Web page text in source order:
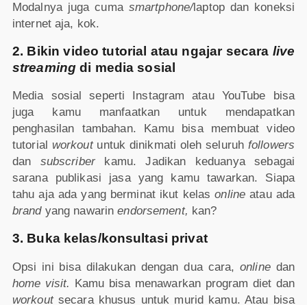
Modalnya juga cuma smartphone/laptop dan koneksi
internet aja, kok.
2. Bikin video tutorial atau ngajar secara live
streaming di media sosial
Media sosial seperti Instagram atau YouTube bisa
juga kamu manfaatkan untuk mendapatkan
penghasilan tambahan. Kamu bisa membuat video
tutorial workoutuntuk dinikmati oleh seluruh followers
dan subscriber kamu. Jadikan keduanya sebagai
sarana publikasi jasa yang kamu tawarkan. Siapa
tahu aja ada yang berminat ikut kelasonline atau ada
brandyang nawarinendorsement, kan?
3. Buka kelas/konsultasi privat
Opsi ini bisa dilakukan dengan dua cara,onlinedan
home visit. Kamu bisa menawarkan program diet dan
workoutsecara khusus untuk murid kamu. Atau bisa